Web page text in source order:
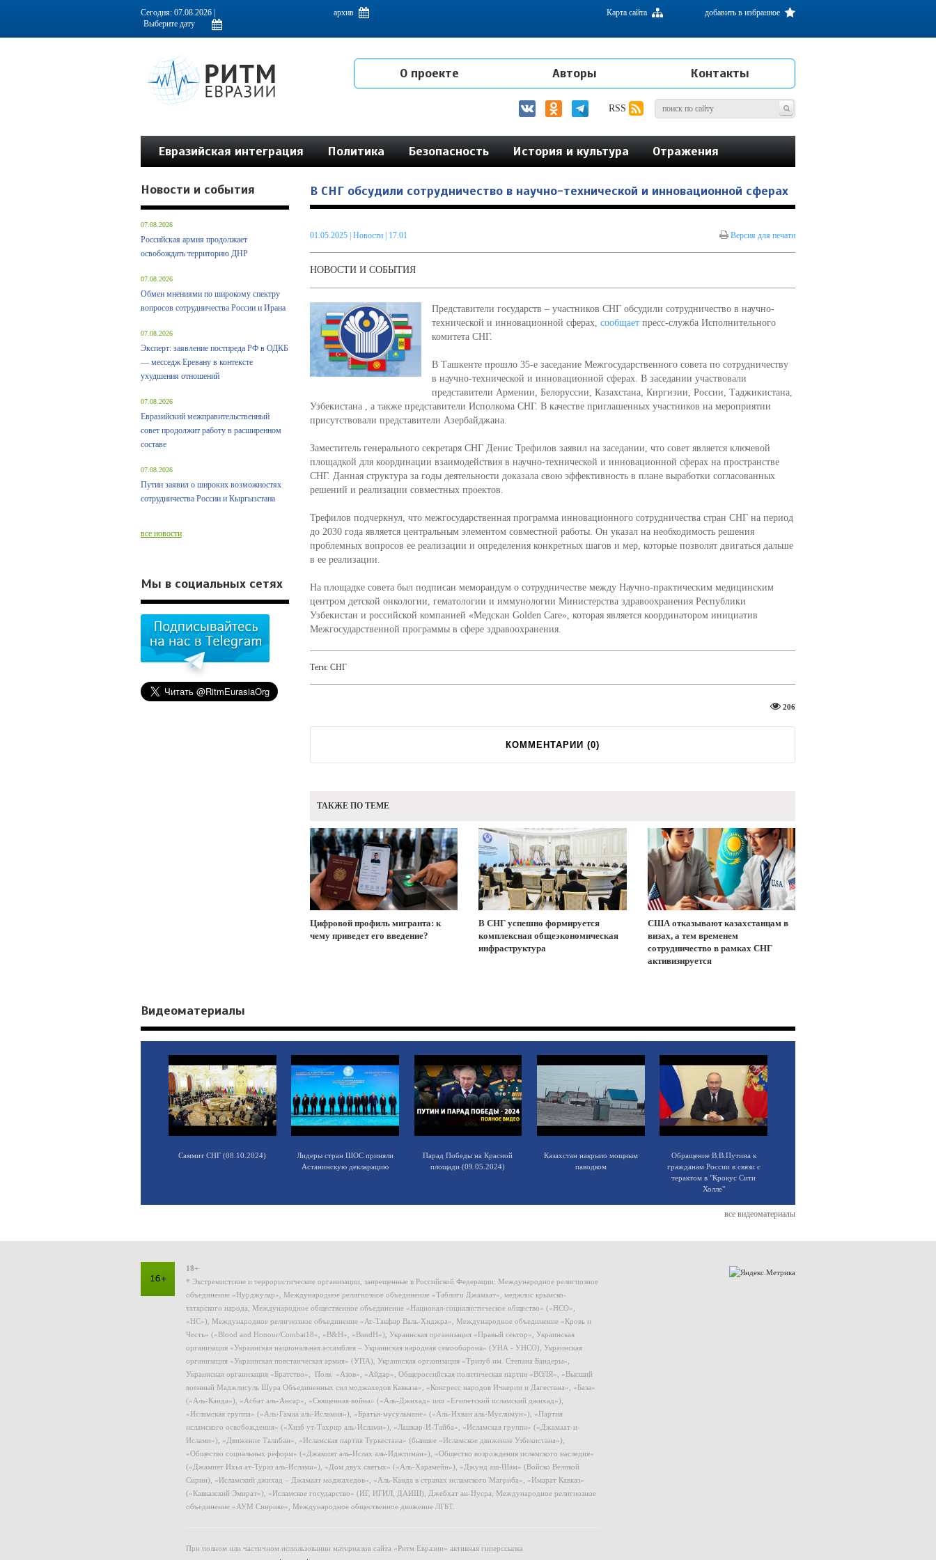
Информационно-аналитическое издание, посвященное актуальным проблемам интеграции на постсоветском пространстве
Сегодня: 07.08.2026 | архив добавить в избранное
Карта сайта
О проекте Авторы Контакты
RSS
Евразийская интеграция Политика Безопасность История и культура Отражения
В СНГ обсудили сотрудничество в научно-технической и инновационной сферах
01.05.2025| Новости | 17.01 Версия для печати
НОВОСТИ И СОБЫТИЯ
Представители государств – участников СНГ обсудили сотрудничество в научно-
технической и инновационной сферах, сообщаетпресс-служба Исполнительного
комитета СНГ.
В Ташкенте прошло 35-е заседание Межгосударственного совета по сотрудничеству
в научно-технической и инновационной сферах. В заседании участвовали
представители Армении, Белоруссии, Казахстана, Киргизии, России, Таджикистана,
Узбекистана , а также представители Исполкома СНГ. В качестве приглашенных участников на мероприятии
присутствовали представители Азербайджана.
Заместитель генерального секретаря СНГ Денис Трефилов заявил на заседании, что совет является ключевой
площадкой для координации взаимодействия в научно-технической и инновационной сферах на пространстве
СНГ. Данная структура за годы деятельности доказала свою эффективность в плане выработки согласованных
решений и реализации совместных проектов.
Трефилов подчеркнул, что межгосударственная программа инновационного сотрудничества стран СНГ на период
до 2030 года является центральным элементом совместной работы. Он указал на необходимость решения
проблемных вопросов ее реализации и определения конкретных шагов и мер, которые позволят двигаться дальше
в ее реализации.
На площадке совета был подписан меморандум о сотрудничестве между Научно-практическим медицинским
центром детской онкологии, гематологии и иммунологии Министерства здравоохранения Республики
Узбекистан и российской компанией «Медскан Golden Care», которая является координатором инициатив
Межгосударственной программы в сфере здравоохранения.
Теги: СНГ
206
КОММЕНТАРИИ (0)
ТАКЖЕ ПО ТЕМЕ
Цифровой профиль мигранта: к
чему приведет его введение?
В СНГ успешно формируется
комплексная общеэкономическая
инфраструктура
США отказывают казахстанцам в
визах, а тем временем
сотрудничество в рамках СНГ
активизируется
Новости и события
07.08.2026
Российская армия продолжает
освобождать территорию ДНР
07.08.2026
Обмен мнениями по широкому спектру
вопросов сотрудничества России и Ирана
07.08.2026
Эксперт: заявление постпреда РФ в ОДКБ
— месседж Еревану в контексте
ухудшения отношений
07.08.2026
Евразийский межправительственный
совет продолжит работу в расширенном
составе
07.08.2026
Путин заявил о широких возможностях
сотрудничества России и Кыргызстана
все новости
Мы в социальных сетях
Видеоматериалы
Саммит СНГ (08.10.2024)
Лидеры стран ШОС приняли
Астанинскую декларацию
Парад Победы на Красной
площади (09.05.2024)
Казахстан накрыло мощным
паводком
Обращение В.В.Путина к
гражданам России в связи с
терактом в "Крокус Сити
Холле"
все видеоматериалы
18+
* Экстремистские и террористические организации, запрещенные в Российской Федерации: Международное религиозное
объединение «Нурджулар», Международное религиозное объединение «Таблиги Джамаат», меджлис крымско-
татарского народа, Международное общественное объединение «Национал-социалистическое общество» («НСО»,
«НС»), Международное религиозное объединение «Ат-Такфир Валь-Хиджра», Международное объединение «Кровь и
Честь» («Blood and Honour/Combat18», «B&H», «BandH»), Украинская организация «Правый сектор», Украинская
организация «Украинская национальная ассамблея – Украинская народная самооборона» (УНА - УНСО), Украинская
организация «Украинская повстанческая армия» (УПА), Украинская организация «Тризуб им. Степана Бандеры»,
Украинская организация «Братство», Полк «Азов», «Айдар», Общероссийская политическая партия «ВОЛЯ», «Высший
военный Маджлисуль Шура Объединенных сил моджахедов Кавказа», «Конгресс народов Ичкерии и Дагестана», «База»
(«Аль-Каида»), «Асбат аль-Ансар», «Священная война» («Аль-Джихад» или «Египетский исламский джихад»),
«Исламская группа» («Аль-Гамаа аль-Исламия»), «Братья-мусульмане» («Аль-Ихван аль-Муслимун»), «Партия
исламского освобождения» («Хизб ут-Тахрир аль-Ислами»), «Лашкар-И-Тайба», «Исламская группа» («Джамаат-и-
Ислами»), «Движение Талибан», «Исламская партия Туркестана» (бывшее «Исламское движение Узбекистана»),
«Общество социальных реформ» («Джамият аль-Ислах аль-Иджтимаи»), «Общество возрождения исламского наследия»
(«Джамият Ихья ат-Тураз аль-Ислами»), «Дом двух святых» («Аль-Харамейн»), «Джунд аш-Шам» (Войско Великой
Сирии), «Исламский джихад – Джамаат моджахедов», «Аль-Каида в странах исламского Магриба», «Имарат Кавказ»
(«Кавказский Эмират»), «Исламское государство» (ИГ, ИГИЛ, ДАИШ), Джебхат ан-Нусра, Международное религиозное
объединение «АУМ Синрике», Международное общественное движение ЛГБТ.
При полном или частичном использовании материалов сайта «Ритм Евразии» активная гиперссылка